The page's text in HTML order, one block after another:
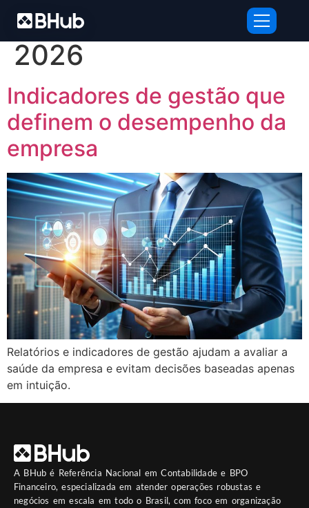
Dia:7 de janeiro de
2026
Indicadores de gestão que
definem o desempenho da
empresa
Relatórios e indicadores de gestão ajudam a avaliar a
saúde da empresa e evitam decisões baseadas apenas
em intuição.
A BHub é Referência Nacional em Contabilidade e BPO
Financeiro, especializada em atender operações robustas e
negócios em escala em todo o Brasil, com foco em organização